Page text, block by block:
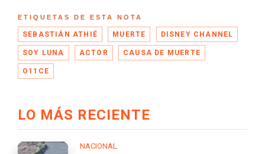
ETIQUETAS DE ESTA NOTA
SEBASTIÁN ATHIÉ MUERTE DISNEY CHANNEL
SOY LUNA ACTOR CAUSA DE MUERTE
O11CE
LO MÁS RECIENTE
NACIONAL